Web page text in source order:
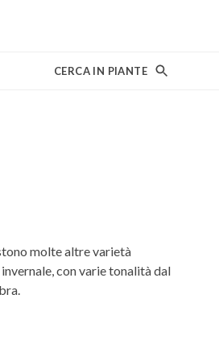
CERCA IN PIANTE
molte altre varietà
con varie tonalità dal